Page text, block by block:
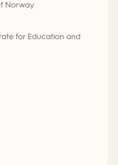
Norway
for Education and